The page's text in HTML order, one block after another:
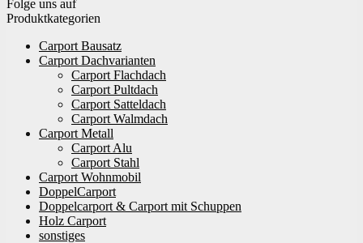
Folge uns auf
Produktkategorien
Carport Bausatz
Carport Dachvarianten
Carport Flachdach
Carport Pultdach
Carport Satteldach
Carport Walmdach
Carport Metall
Carport Alu
Carport Stahl
Carport Wohnmobil
DoppelCarport
Doppelcarport & Carport mit Schuppen
Holz Carport
sonstiges